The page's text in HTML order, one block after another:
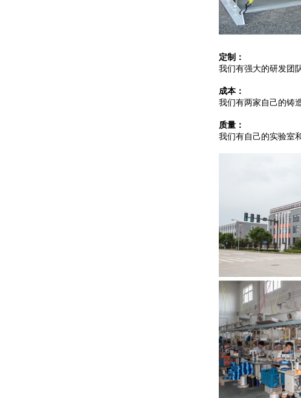
定制：
我们有强大的研发团
成本：
我们有两家自己的铸
质量：
我们有自己的实验室